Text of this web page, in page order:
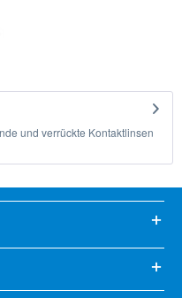
und verrückte Kontaktlinsen